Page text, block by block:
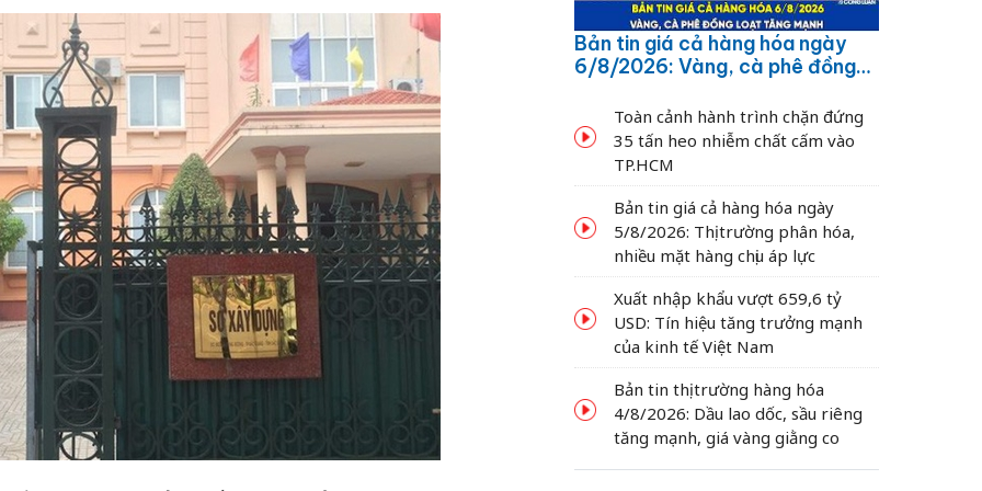
Bản tin giá cả hàng hóa ngày
6/8/2026: Vàng, cà phê đồng
Toàn cảnh hành trình chặn đứng
35 tấn heo nhiễm chất cấm vào
TP.HCM
Bản tin giá cả hàng hóa ngày
5/8/2026: Thị trường phân hóa,
nhiều mặt hàng chịu áp lực
Xuất nhập khẩu vượt 659,6 tỷ
USD: Tín hiệu tăng trưởng mạnh
của kinh tế Việt Nam
Bản tin thị trường hàng hóa
4/8/2026: Dầu lao dốc, sầu riêng
tăng mạnh, giá vàng giằng co